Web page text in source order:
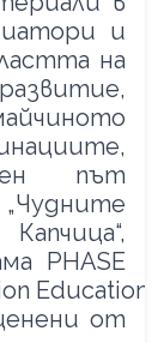
и
на
път
PHASE
Education
от